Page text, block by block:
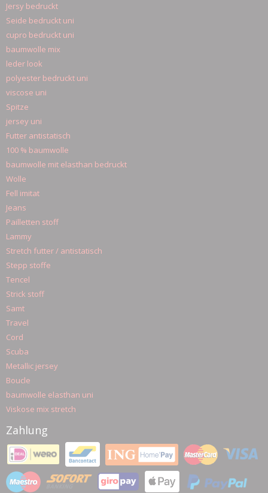
Jersy bedruckt
Seide bedruckt uni
cupro bedruckt uni
baumwolle mix
leder look
polyester bedruckt uni
viscose uni
Spitze
jersey uni
Futter antistatisch
100 % baumwolle
baumwolle mit elasthan bedruckt
Wolle
Fell imitat
Jeans
Pailletten stoff
Lammy
Stretch futter / antistatisch
Stepp stoffe
Tencel
Strick stoff
Samt
Travel
Cord
Scuba
Metallic jersey
Boucle
baumwolle elasthan uni
Viskose mix stretch
Zahlung